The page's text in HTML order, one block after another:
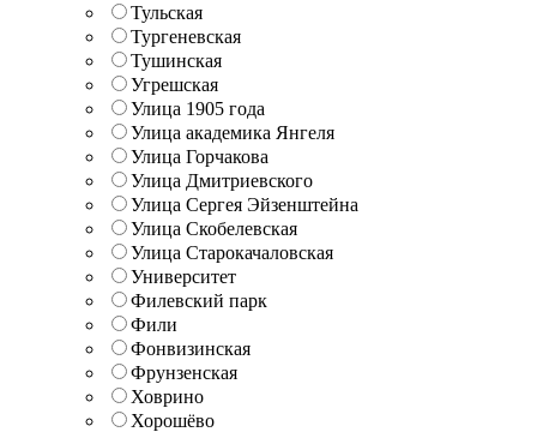
Тульская
Тургеневская
Тушинская
Угрешская
Улица 1905 года
Улица академика Янгеля
Улица Горчакова
Улица Дмитриевского
Улица Сергея Эйзенштейна
Улица Скобелевская
Улица Старокачаловская
Университет
Филевский парк
Фили
Фонвизинская
Фрунзенская
Ховрино
Хорошёво